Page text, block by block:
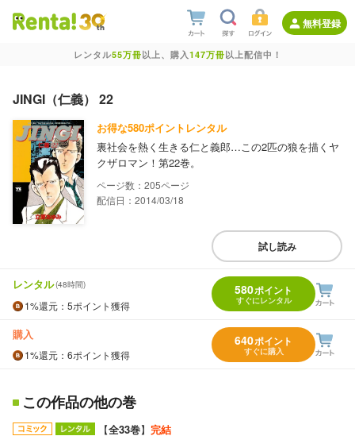
無料登録
レンタル55万冊以上、購入147万冊以上配信中！
JINGI（仁義） 22
お得な580ポイントレンタル
裏社会を熱く生きる仁と義郎…この2匹の狼を描くヤ
クザロマン！第22巻。
205
配信日：2014/03/18
試し読み
レンタル(48時間)
1%還元 ：5ポイント獲得
580ポイント
すぐにレンタル
購入
1%還元 ：6ポイント獲得
640ポイント
すぐに購入
この作品の他の巻
【全33巻】 完結